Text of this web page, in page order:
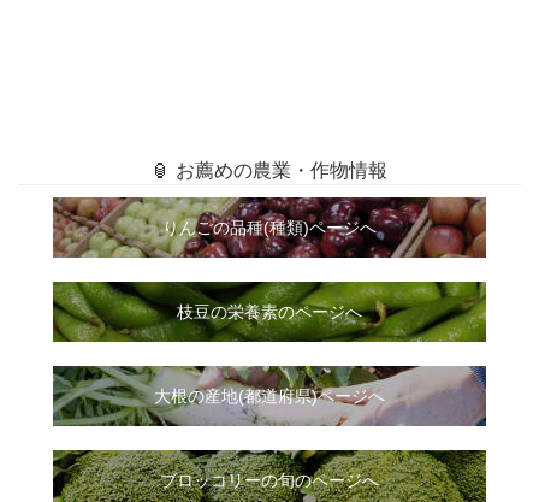
🏮 お薦めの農業・作物情報
りんごの品種(種類)ページへ
枝豆の栄養素のページへ
大根の産地(都道府県)ページへ
ブロッコリーの旬のページへ